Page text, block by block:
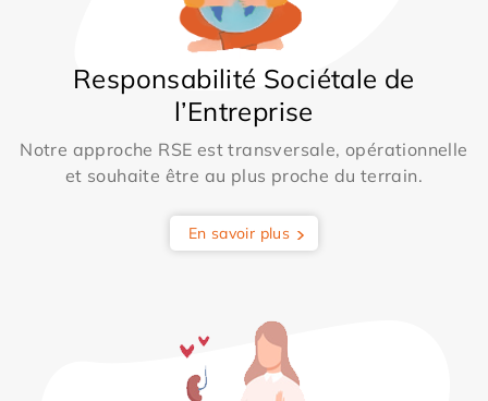
Responsabilité Sociétale de
l’Entreprise
Notre approche RSE est transversale, opérationnelle
et souhaite être au plus proche du terrain.
En savoir plus